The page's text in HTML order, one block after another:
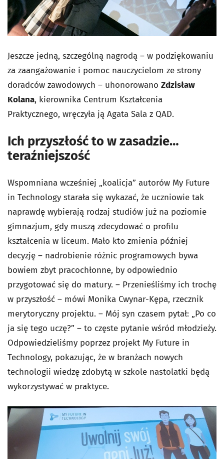
Jeszcze jedną, szczególną nagrodą – w podziękowaniu
za zaangażowanie i pomoc nauczycielom ze strony
doradców zawodowych – uhonorowano Zdzisław
Kolana, kierownika Centrum Kształcenia
Praktycznego, wręczyła ją Agata Sala z QAD.
Ich przyszłość to w zasadzie…
teraźniejszość
Wspomniana wcześniej „koalicja” autorów My Future
in Technology starała się wykazać, że uczniowie tak
naprawdę wybierają rodzaj studiów już na poziomie
gimnazjum, gdy muszą zdecydować o profilu
kształcenia w liceum. Mało kto zmienia później
decyzję – nadrobienie różnic programowych bywa
bowiem zbyt pracochłonne, by odpowiednio
przygotować się do matury. – Przenieśliśmy ich trochę
w przyszłość – mówi Monika Cwynar-Kępa, rzecznik
merytoryczny projektu. – Mój syn czasem pytał: „Po co
ja się tego uczę?” – to częste pytanie wśród młodzieży.
Odpowiedzieliśmy poprzez projekt My Future in
Technology, pokazując, że w branżach nowych
technologii wiedzę zdobytą w szkole nastolatki będą
wykorzystywać w praktyce.